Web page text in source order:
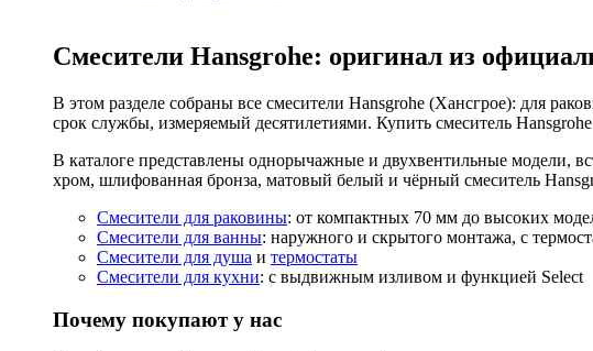
Смесители Hansgrohe: оригинал из
В этом разделе собраны все смесители Hansgrohe (Хансгрое): для
срок службы, измеряемый десятилетиями. Купить смеситель
В каталоге представлены однорычажные и двухвентильные модели,
хром, шлифованная бронза, матовый белый и чёрный смеситель
Смесители для раковины: от компактных 70 мм до высоких
Смесители для ванны: наружного и скрытого монтажа, с
Смесители для душа и термостаты
Смесители для кухни: с выдвижным изливом и функцией Select
Почему покупают у нас